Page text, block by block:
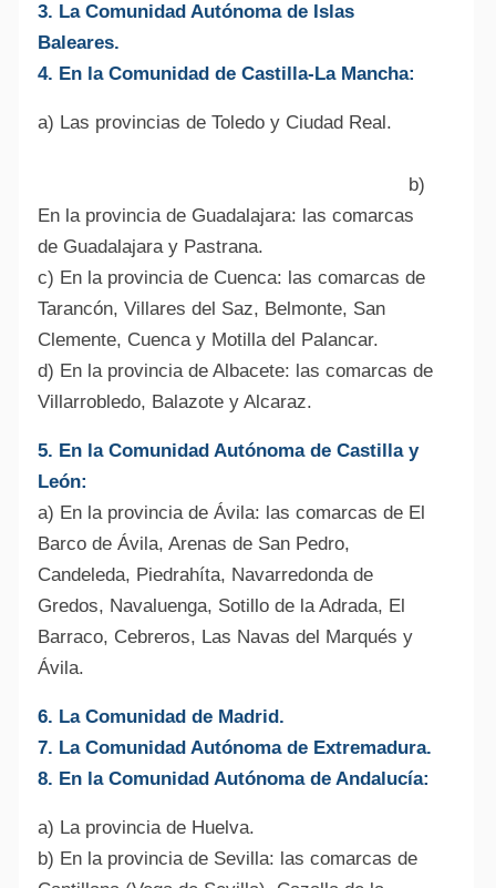
3. La Comunidad Autónoma de Islas
Baleares.
4. En la Comunidad de Castilla-La Mancha:
a) Las provincias de Toledo y Ciudad Real.
b)
En la provincia de Guadalajara: las comarcas
de Guadalajara y Pastrana.
c) En la provincia de Cuenca: las comarcas de
Tarancón, Villares del Saz, Belmonte, San
Clemente, Cuenca y Motilla del Palancar.
d) En la provincia de Albacete: las comarcas de
Villarrobledo, Balazote y Alcaraz.
5. En la Comunidad Autónoma de Castilla y
León:
a) En la provincia de Ávila: las comarcas de El
Barco de Ávila, Arenas de San Pedro,
Candeleda, Piedrahíta, Navarredonda de
Gredos, Navaluenga, Sotillo de la Adrada, El
Barraco, Cebreros, Las Navas del Marqués y
Ávila.
6. La Comunidad de Madrid.
7. La Comunidad Autónoma de Extremadura.
8. En la Comunidad Autónoma de Andalucía:
a) La provincia de Huelva.
b) En la provincia de Sevilla: las comarcas de